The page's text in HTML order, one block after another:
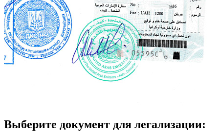
Выберите документ для легализации: